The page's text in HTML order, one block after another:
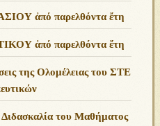
ἀπό παρελθόντα ἔτη
ἀπό παρελθόντα ἔτη
της Ολομέλειας του ΣΤΕ
του Μαθήματος